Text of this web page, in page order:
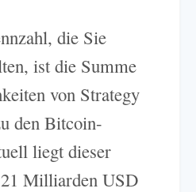
die Sie
ist die Summe
von Strategy
den Bitcoin-
liegt dieser
Milliarden USD